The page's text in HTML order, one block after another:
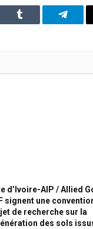
Tumblr
d’Ivoire-AIP / Allied
signent une
de recherche sur la
des sols